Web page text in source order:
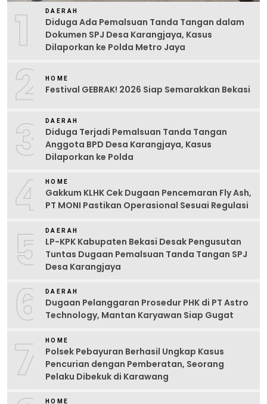
1 DAERAH
Diduga Ada Pemalsuan Tanda Tangan dalam
Dokumen SPJ Desa Karangjaya, Kasus
Dilaporkan ke Polda Metro Jaya
2 HOME
Festival GEBRAK! 2026 Siap Semarakkan Bekasi
3 DAERAH
Diduga Terjadi Pemalsuan Tanda Tangan
Anggota BPD Desa Karangjaya, Kasus
Dilaporkan ke Polda
4 HOME
Gakkum KLHK Cek Dugaan Pencemaran Fly Ash,
PT MONI Pastikan Operasional Sesuai Regulasi
5 DAERAH
LP-KPK Kabupaten Bekasi Desak Pengusutan
Tuntas Dugaan Pemalsuan Tanda Tangan SPJ
Desa Karangjaya
6 DAERAH
Dugaan Pelanggaran Prosedur PHK di PT Astro
Technology, Mantan Karyawan Siap Gugat
7 HOME
Polsek Pebayuran Berhasil Ungkap Kasus
Pencurian dengan Pemberatan, Seorang
Pelaku Dibekuk di Karawang
HOME